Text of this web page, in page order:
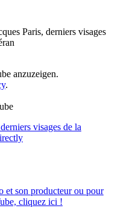
Paris, derniers visages
anzuzeigen.
.
visages de la
et son producteur ou pour
cliquez ici !